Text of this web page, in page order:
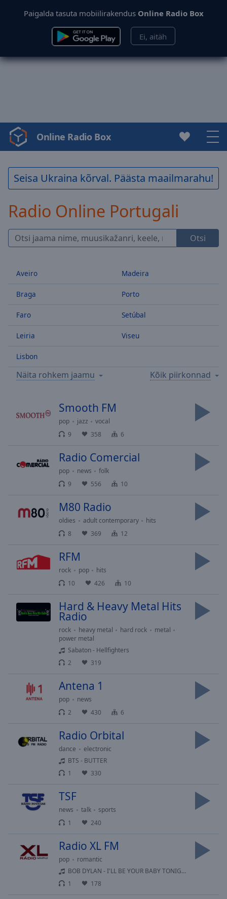
Paigalda tasuta mobiilirakendus Online Radio Box
Ei, aitäh
Video
Player
loading.
Play
Play
Skip
Skip
Forward
Time0:00
Duration
Loaded:
Stream
Seek to
currently
behind
Rate
descriptions
selected
subtitles
settings
opens
selected
Picture-
in-
modal
Beginning
Online Radio Box
Seisa Ukraina kõrval. Päästa maailmarahu!
Radio Online Portugali
Otsi
Aveiro
Braga
Faro
Leiria
Lisbon
Madeira
Porto
Setúbal
Viseu
Näita rohkem jaamu Kõik piirkonnad
Smooth FM
pop jazz
vocal
9
358 6
Radio Comercial
pop news
folk
9
556 10
M80 Radio
oldies adult contemporary
hits
8
369 12
RFM
rock pop
hits
10
426 10
Hard & Heavy Metal Hits
Radio
rock heavy metal hard rock
metal
power metal
Sabaton - Hellfighters
2
319
Antena 1
pop
news
2
430 6
Radio Orbital
dance
electronic
BTS - BUTTER
1
330
TSF
news talk
sports
1
240
Radio XL FM
pop
romantic
BOB DYLAN - I'LL BE YOUR BABY TONIGHT
1
178